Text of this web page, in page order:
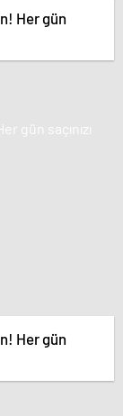
Her gün
Her gün